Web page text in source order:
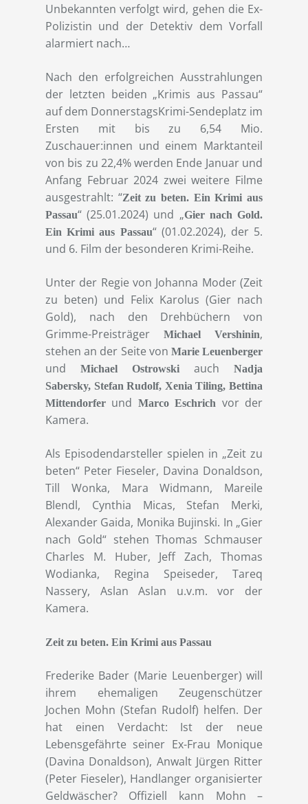
Unbekannten verfolgt wird, gehen die Ex-
Polizistin und der Detektiv dem Vorfall
alarmiert nach…
Nach den erfolgreichen Ausstrahlungen
der letzten beiden „Krimis aus Passau“
auf dem DonnerstagsKrimi-Sendeplatz im
Ersten mit bis zu 6,54 Mio.
Zuschauer:innen und einem Marktanteil
von bis zu 22,4% werden Ende Januar und
Anfang Februar 2024 zwei weitere Filme
ausgestrahlt: “Zeit zu beten. Ein Krimi aus
Passau“ (25.01.2024) und „Gier nach Gold.
Ein Krimi aus Passau“ (01.02.2024), der 5.
und 6. Film der besonderen Krimi-Reihe.
Unter der Regie von Johanna Moder (Zeit
zu beten) und Felix Karolus (Gier nach
Gold), nach den Drehbüchern von
Grimme-Preisträger
Michael Vershinin,
stehen an der Seite von Marie Leuenberger
und Michael Ostrowski auchNadja
Sabersky, Stefan Rudolf, Xenia Tiling, Bettina
Mittendorfer und Marco Eschrich vor der
Kamera.
Als Episodendarsteller spielen in „Zeit zu
beten“ Peter Fieseler, Davina Donaldson,
Till Wonka, Mara Widmann, Mareile
Blendl, Cynthia Micas, Stefan Merki,
Alexander Gaida, Monika Bujinski. In „Gier
nach Gold“ stehen Thomas Schmauser
Charles M. Huber, Jeff Zach, Thomas
Wodianka, Regina Speiseder, Tareq
Nassery, Aslan Aslan u.v.m. vor der
Kamera.
Zeit zu beten. Ein Krimi aus Passau
Frederike Bader (Marie Leuenberger) will
ihrem ehemaligen Zeugenschützer
Jochen Mohn (Stefan Rudolf) helfen. Der
hat einen Verdacht: Ist der neue
Lebensgefährte seiner Ex-Frau Monique
(Davina Donaldson), Anwalt Jürgen Ritter
(Peter Fieseler), Handlanger organisierter
Geldwäscher? Offiziell kann Mohn –